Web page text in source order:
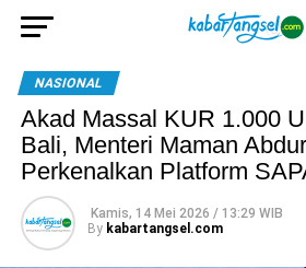
NASIONAL
Akad Massal KUR 1.000
Bali, Menteri Maman
Perkenalkan Platform
Kamis, 14 Mei 2026 / 13:29 WIB
By kabartangsel.com